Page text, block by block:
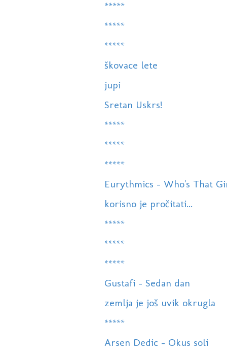
*****
*****
*****
škovace lete
jupi
Sretan Uskrs!
*****
*****
*****
Eurythmics - Who's That
korisno je pročitati...
*****
*****
*****
Gustafi - Sedan dan
zemlja je još uvik okrugla
*****
Arsen Dedic - Okus soli